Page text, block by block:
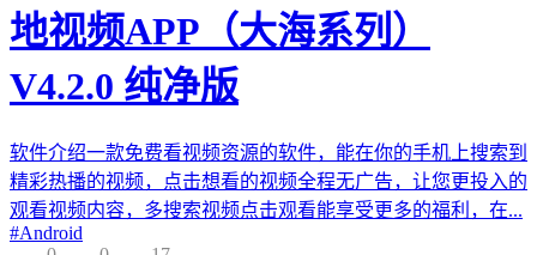
地视频APP（大海系列）
V4.2.0 纯净版
软件介绍一款免费看视频资源的软件，能在你的手机上搜索到
精彩热播的视频，点击想看的视频全程无广告，让您更投入的
观看视频内容，多搜索视频点击观看能享受更多的福利，在...
#Android